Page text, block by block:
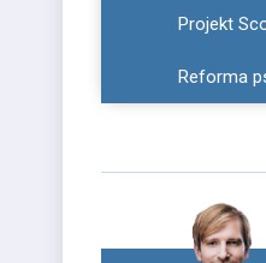
Projekt
Reforma